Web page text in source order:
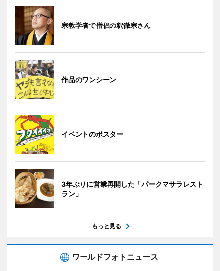
宗教学者で僧侶の釈徹宗さん
作品のワンシーン
イベントのポスター
3年ぶりに営業再開した「パークマサラレスト
ラン」
もっと見る
ワールドフォトニュース